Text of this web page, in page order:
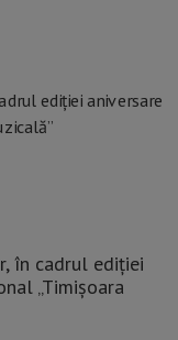
în cadrul ediției
„Timișoara